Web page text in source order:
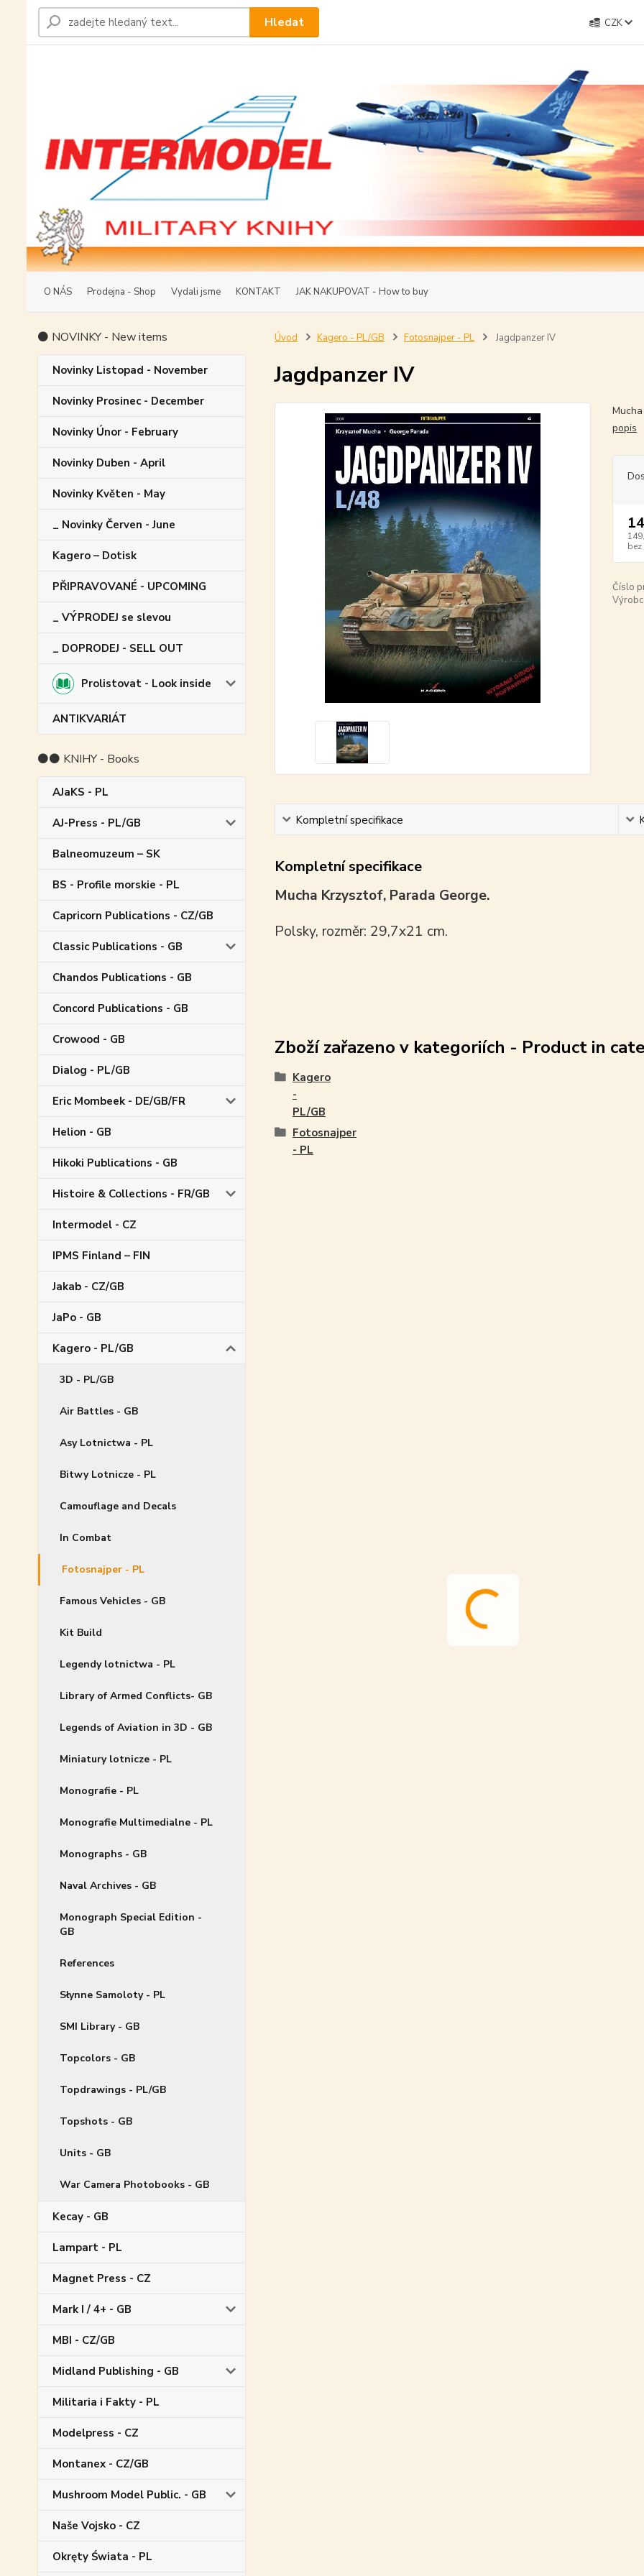
O NÁS Prodejna - Shop Vydali jsme KONTAKT JAK NAKUPOVAT - How to buy
CZK
Hledat
⚫ NOVINKY - New items
Novinky Listopad - November
Novinky Prosinec - December
Novinky Únor - February
Novinky Duben - April
Novinky Květen - May
_ Novinky Červen - June
Kagero – Dotisk
PŘIPRAVOVANÉ - UPCOMING
_ VÝPRODEJ se slevou
_ DOPRODEJ - SELL OUT
Prolistovat - Look inside
ANTIKVARIÁT
⚫⚫ KNIHY - Books
AJaKS - PL
AJ-Press - PL/GB
Balneomuzeum – SK
BS - Profile morskie - PL
Capricorn Publications - CZ/GB
Classic Publications - GB
Chandos Publications - GB
Concord Publications - GB
Crowood - GB
Dialog - PL/GB
Eric Mombeek - DE/GB/FR
Helion - GB
Hikoki Publications - GB
Histoire & Collections - FR/GB
Intermodel - CZ
IPMS Finland – FIN
Jakab - CZ/GB
JaPo - GB
Kagero - PL/GB
3D - PL/GB
Air Battles - GB
Asy Lotnictwa - PL
Bitwy Lotnicze - PL
Camouflage and Decals
In Combat
Fotosnajper - PL
Famous Vehicles - GB
Kit Build
Legendy lotnictwa - PL
Library of Armed Conflicts- GB
Legends of Aviation in 3D - GB
Miniatury lotnicze - PL
Monografie - PL
Monografie Multimedialne - PL
Monographs - GB
Naval Archives - GB
Monograph Special Edition -
GB
References
Słynne Samoloty - PL
SMI Library - GB
Topcolors - GB
Topdrawings - PL/GB
Topshots - GB
Units - GB
War Camera Photobooks - GB
Kecay - GB
Lampart - PL
Magnet Press - CZ
Mark I / 4+ - GB
MBI - CZ/GB
Midland Publishing - GB
Militaria i Fakty - PL
Modelpress - CZ
Montanex - CZ/GB
Mushroom Model Public. - GB
Naše Vojsko - CZ
Okręty Świata - PL
Úvod Kagero - PL/GB Fotosnajper - PL Jagdpanzer IV
Jagdpanzer IV
popis
bez
Číslo
Kompletní specifikace
Kompletní specifikace
Mucha Krzysztof, Parada George.
Polsky, rozměr: 29,7x21 cm.
Zboží zařazeno v kategoriích - Product in
Kagero
-
PL/GB
Fotosnajper
- PL